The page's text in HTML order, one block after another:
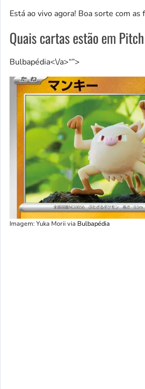
Está ao vivo agora! Boa sorte com as
Quais cartas estão em
Bulbapédia<\/a>“”>
Imagem: Yuka Morii via Bulbapédia